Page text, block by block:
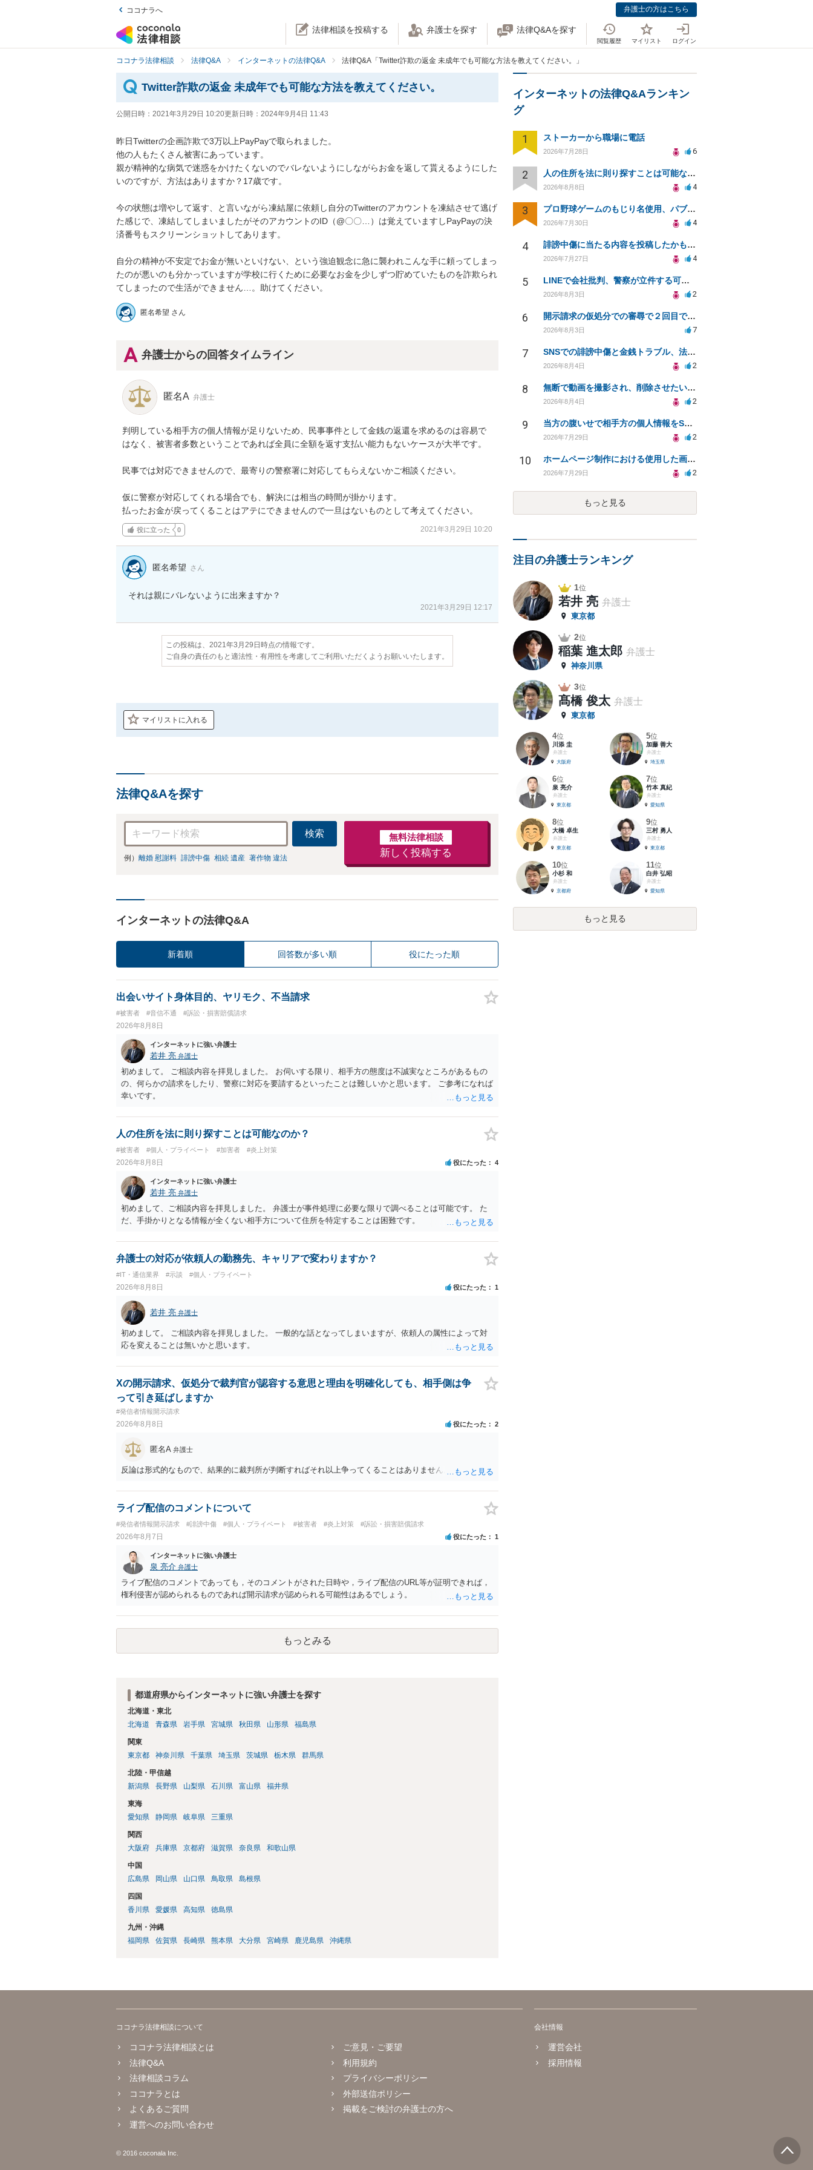
ココナラへ 弁護士の方はこちら
法律相談を投稿する 弁護士を探す 法律Q&Aを探す
閲覧履歴 マイリスト ログイン
ココナラ法律相談 法律Q&A インターネットの法律Q&A 法律Q&A「Twitter詐欺の返金 未成年でも可能な方法を教えてください。」
Twitter詐欺の返金 未成年でも可能な方法を教えてください。
公開日時： 2021年3月29日 10:20更新日時： 2024年9月4日 11:43
昨日Twitterの企画詐欺で3万以上PayPayで取られました。
他の人もたくさん被害にあっています。
親が精神的な病気で迷惑をかけたくないのでバレないようにしながらお金を返して貰えるようにした
いのですが、方法はありますか？17歳です。
今の状態は増やして返す、と言いながら凍結屋に依頼し自分のTwitterのアカウントを凍結させて逃げ
た感じで、凍結してしまいましたがそのアカウントのID（@〇〇…）は覚えていますしPayPayの決
済番号もスクリーンショットしてあります。
自分の精神が不安定でお金が無いといけない、という強迫観念に急に襲われこんな手に頼ってしまっ
たのが悪いのも分かっていますが学校に行くために必要なお金を少しずつ貯めていたものを詐欺られ
てしまったので生活ができません…。助けてください。
匿名希望 さん
弁護士からの回答タイムライン
匿名A 弁護士
判明している相手方の個人情報が足りないため、民事事件として金銭の返還を求めるのは容易で
はなく、被害者多数ということであれば全員に全額を返す支払い能力もないケースが大半です。
民事では対応できませんので、最寄りの警察署に対応してもらえないかご相談ください。
仮に警察が対応してくれる場合でも、解決には相当の時間が掛かります。
払ったお金が戻ってくることはアテにできませんので一旦はないものとして考えてください。
役に立った 0 2021年3月29日 10:20
匿名希望 さん
それは親にバレないように出来ますか？
2021年3月29日 12:17
この投稿は、2021年3月29日時点の情報です。
ご自身の責任のもと適法性・有用性を考慮してご利用いただくようお願いいたします。
マイリストに入れる
法律Q&Aを探す
検索
例） 離婚 慰謝料 誹謗中傷 相続 遺産 著作物 違法
無料法律相談
新しく投稿する
インターネットの法律Q&A
新着順 回答数が多い順 役にたった順
出会いサイト身体目的、ヤリモク、不当請求
#被害者 #音信不通 #訴訟・損害賠償請求
2026年8月8日
インターネットに強い弁護士
若井 亮 弁護士
初めまして。 ご相談内容を拝見しました。 お伺いする限り、相手方の態度は不誠実なところがあるもの
の、何らかの請求をしたり、警察に対応を要請するといったことは難しいかと思います。 ご参考になれば
幸いです。
人の住所を法に則り探すことは可能なのか？
#被害者 #個人・プライベート #加害者 #炎上対策
2026年8月8日 役にたった 4
インターネットに強い弁護士
若井 亮 弁護士
初めまして、ご相談内容を拝見しました。 弁護士が事件処理に必要な限りで調べることは可能です。 た
だ、手掛かりとなる情報が全くない相手方について住所を特定することは困難です。
弁護士の対応が依頼人の勤務先、キャリアで変わりますか？
#IT・通信業界 #示談 #個人・プライベート
2026年8月8日 役にたった 1
若井 亮 弁護士
初めまして。 ご相談内容を拝見しました。 一般的な話となってしまいますが、依頼人の属性によって対
応を変えることは無いかと思います。
Xの開示請求、仮処分で裁判官が認容する意思と理由を明確化しても、相手側は争
って引き延ばしますか
#発信者情報開示請求
2026年8月8日 役にたった 2
匿名A 弁護士
反論は形式的なもので、結果的に裁判所が判断すればそれ以上争ってくることはありません。
ライブ配信のコメントについて
#発信者情報開示請求 #誹謗中傷 #個人・プライベート #被害者 #炎上対策 #訴訟・損害賠償請求
2026年8月7日 役にたった 1
インターネットに強い弁護士
泉 亮介 弁護士
ライブ配信のコメントであっても，そのコメントがされた日時や，ライブ配信のURL等が証明できれば，
権利侵害が認められるものであれば開示請求が認められる可能性はあるでしょう。
もっとみる
都道府県からインターネットに強い弁護士を探す
北海道・東北
北海道
青森県 岩手県 宮城県 秋田県 山形県 福島県
関東
東京都
神奈川県 千葉県 埼玉県 茨城県 栃木県 群馬県
北陸・甲信越
新潟県
長野県 山梨県 石川県 富山県 福井県
東海
愛知県
静岡県 岐阜県 三重県
関西
大阪府
兵庫県 京都府 滋賀県 奈良県 和歌山県
中国
広島県
岡山県 山口県 鳥取県 島根県
四国
香川県
愛媛県 高知県 徳島県
九州・沖縄
福岡県
佐賀県 長崎県 熊本県 大分県 宮崎県 鹿児島県 沖縄県
インターネットの法律Q&Aランキン
グ
1 ストーカーから職場に電話
2026年7月28日 6
2 人の住所を法に則り探すことは可能なのか？
2026年8月8日 4
3 プロ野球ゲームのもじり名使用、パブリシティ権の影響は？
2026年7月30日 4
4 誹謗中傷に当たる内容を投稿したかもしれない。開示請求や民事刑事裁判に発展しうるのか教えて欲しい。
2026年7月27日 4
5 LINEで会社批判、警察が立件する可能性は？
2026年8月3日 2
6 開示請求の仮処分での審尋で２回目で終わらない場合どうしたらいいですか
2026年8月3日 7
7 SNSでの誹謗中傷と金銭トラブル、法的対応の相談
2026年8月4日 2
8 無断で動画を撮影され、削除させたいが連絡が返ってこない。
2026年8月4日 2
9 当方の腹いせで相手方の個人情報をSNSで晒してしまい名誉毀損させてしまったかもしれない
2026年7月29日 2
10 ホームページ制作における使用した画像や文章の著作権について
2026年7月29日 2
もっと見る
注目の弁護士ランキング
1位
若井 亮 弁護士
東京都
2位
稲葉 進太郎 弁護士
神奈川県
3位
髙橋 俊太 弁護士
東京都
4位
川添 圭
弁護士
大阪府
5位
加藤 善大
弁護士
埼玉県
6位
泉 亮介
弁護士
東京都
7位
竹本 真紀
弁護士
愛知県
8位
大橋 卓生
弁護士
東京都
9位
三村 勇人
弁護士
東京都
10位
小杉 和
弁護士
京都府
11位
白井 弘昭
弁護士
愛知県
もっと見る
ココナラ法律相談について
ココナラ法律相談とは
法律Q&A
法律相談コラム
ココナラとは
よくあるご質問
運営へのお問い合わせ
ご意見・ご要望
利用規約
プライバシーポリシー
外部送信ポリシー
掲載をご検討の弁護士の方へ
会社情報
運営会社
採用情報
© 2016 coconala Inc.